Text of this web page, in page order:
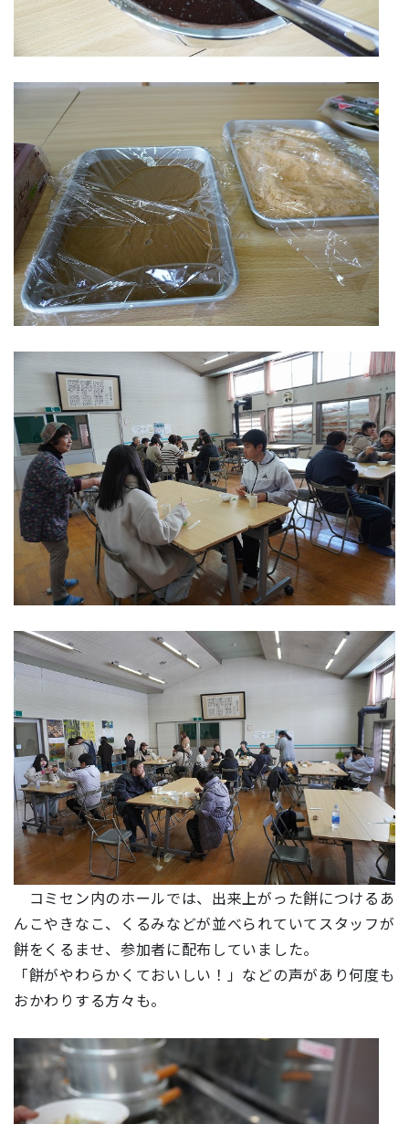
コミセン内のホールでは、出来上がった餅につけるあ
んこやきなこ、くるみなどが並べられていてスタッフが
餅をくるませ、参加者に配布していました。
「餅がやわらかくておいしい！」などの声があり何度も
おかわりする方々も。